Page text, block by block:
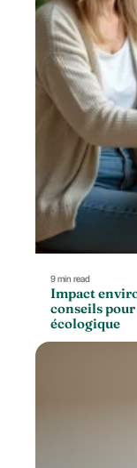
9 min read
Impact
conseils
écologique